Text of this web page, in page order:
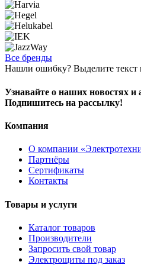
Все бренды
Нашли ошибку? Выделите текст
Узнавайте о наших новостях
Подпишитесь на рассылку!
Компания
О компании
Партнёры
Сертификаты
Контакты
Товары и услуги
Каталог товаров
Производители
Запросить свой товар
Электрощиты под заказ